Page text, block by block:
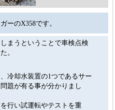
ーのX358です。
まうということで車検点検
。
冷却水装置の1つであるサー
題が有る事が分かりまし
行い試運転やテストを重